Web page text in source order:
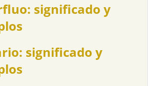
significado y
significado y